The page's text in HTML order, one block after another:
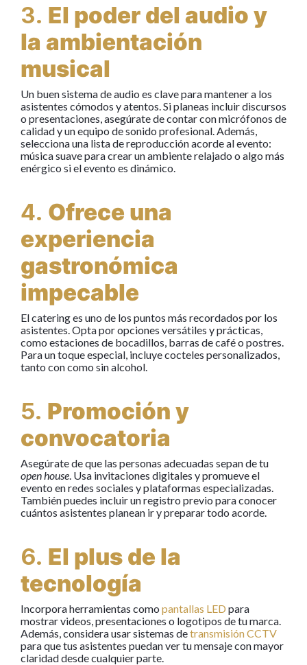
3. El poder del audio y
la ambientación
musical
Un buen sistema de audio es clave para mantener a los
asistentes cómodos y atentos. Si planeas incluir discursos
o presentaciones, asegúrate de contar con micrófonos de
calidad y un equipo de sonido profesional. Además,
selecciona una lista de reproducción acorde al evento:
música suave para crear un ambiente relajado o algo más
enérgico si el evento es dinámico.
4. Ofrece una
experiencia
gastronómica
impecable
El catering es uno de los puntos más recordados por los
asistentes. Opta por opciones versátiles y prácticas,
como estaciones de bocadillos, barras de café o postres.
Para un toque especial, incluye cocteles personalizados,
tanto con como sin alcohol.
5. Promoción y
convocatoria
Asegúrate de que las personas adecuadas sepan de tu
open house . Usa invitaciones digitales y promueve el
evento en redes sociales y plataformas especializadas.
También puedes incluir un registro previo para conocer
cuántos asistentes planean ir y preparar todo acorde.
6. El plus de la
tecnología
Incorpora herramientas como pantallas LED para
mostrar videos, presentaciones o logotipos de tu marca.
Además, considera usar sistemas detransmisión CCTV
para que tus asistentes puedan ver tu mensaje con mayor
claridad desde cualquier parte.